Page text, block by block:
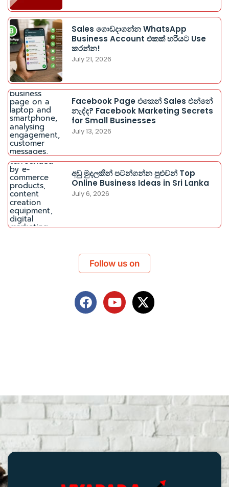
Sales ගොඩදාගන්න WhatsApp
Business Account එකක් හරියට Use
කරන්න!
July 21, 2026
Facebook Page එකෙන් Sales එන්නේ
නැද්ද? Facebook Marketing Secrets
for Small Businesses
July 13, 2026
අඩු මුදලකින් පටන්ගන්න පුළුවන් Top
Online Business Ideas in Sri Lanka
July 6, 2026
Follow us on